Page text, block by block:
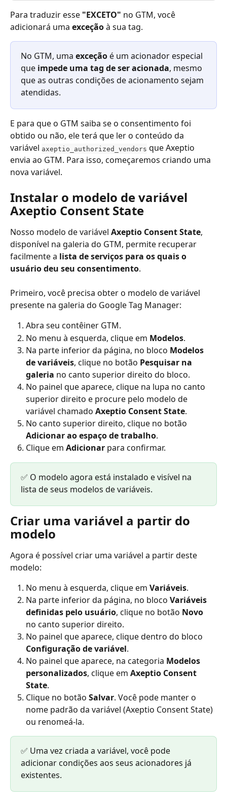
Para traduzir esse "EXCETO" no GTM, você
adicionará uma exceção à sua tag.
No GTM, uma exceção é um acionador especial
que impede uma tag de ser acionada, mesmo
que as outras condições de acionamento sejam
atendidas.
E para que o GTM saiba se o consentimento foi
obtido ou não, ele terá que ler o conteúdo da
variável axeptio_authorized_vendors que Axeptio
envia ao GTM. Para isso, começaremos criando uma
nova variável.
Instalar o modelo de variável
Axeptio Consent State
Nosso modelo de variável Axeptio Consent State,
disponível na galeria do GTM, permite recuperar
facilmente a lista de serviços para os quais o
usuário deu seu consentimento.
Primeiro, você precisa obter o modelo de variável
presente na galeria do Google Tag Manager:
Abra seu contêiner GTM.
No menu à esquerda, clique em Modelos.
Na parte inferior da página, no bloco Modelos
de variáveis, clique no botão Pesquisar na
galeria no canto superior direito do bloco.
No painel que aparece, clique na lupa no canto
superior direito e procure pelo modelo de
variável chamado Axeptio Consent State.
No canto superior direito, clique no botão
Adicionar ao espaço de trabalho.
Clique em Adicionar para confirmar.
✅ O modelo agora está instalado e visível na
lista de seus modelos de variáveis.
Criar uma variável a partir do
modelo
Agora é possível criar uma variável a partir deste
modelo:
No menu à esquerda, clique em Variáveis.
Na parte inferior da página, no bloco Variáveis
definidas pelo usuário, clique no botão Novo
no canto superior direito.
No painel que aparece, clique dentro do bloco
Configuração de variável.
No painel que aparece, na categoria Modelos
personalizados, clique em Axeptio Consent
State.
Clique no botão Salvar. Você pode manter o
nome padrão da variável (Axeptio Consent State)
ou renomeá-la.
✅ Uma vez criada a variável, você pode
adicionar condições aos seus acionadores já
existentes.